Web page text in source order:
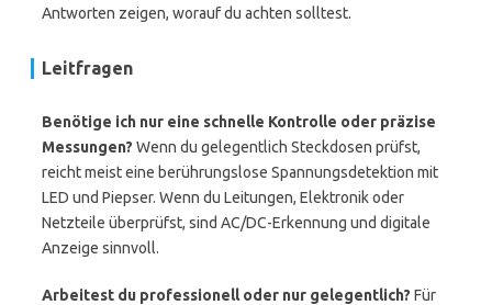
Antworten zeigen, worauf du achten solltest.
Leitfragen
Benötige ich nur eine schnelle Kontrolle oder präzise
Messungen? Wenn du gelegentlich Steckdosen prüfst,
reicht meist eine berührungslose Spannungsdetektion mit
LED und Piepser. Wenn du Leitungen, Elektronik oder
Netzteile überprüfst, sind AC/DC-Erkennung und digitale
Anzeige sinnvoll.
Arbeitest du professionell oder nur gelegentlich? Für